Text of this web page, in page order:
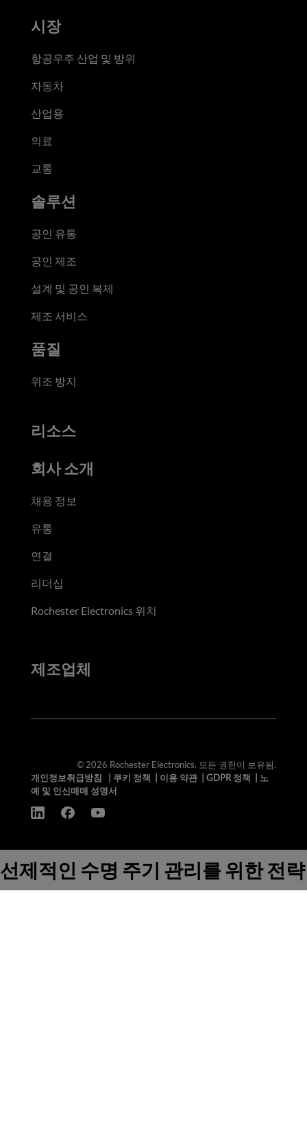
시장
항공우주 산업 및 방위
자동차
산업용
의료
교통
솔루션
공인 유통
공인 제조
설계 및 공인 복제
제조 서비스
품질
위조 방지
리소스
회사 소개
채용 정보
유통
연결
리더십
Rochester Electronics 위치
제조업체
© 2026 Rochester Electronics. 모든 권한이 보유됨.
개인정보취급방침
쿠키 정책 이용 약관| GDPR 정책
노
예 및 인신매매 성명서
선제적인 수명 주기 관리를 위한 전략